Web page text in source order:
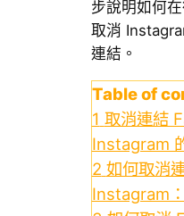
步說明如何
取消
連結。
Table of
1 取消連結
Instagram
2 如何取消
Instagram